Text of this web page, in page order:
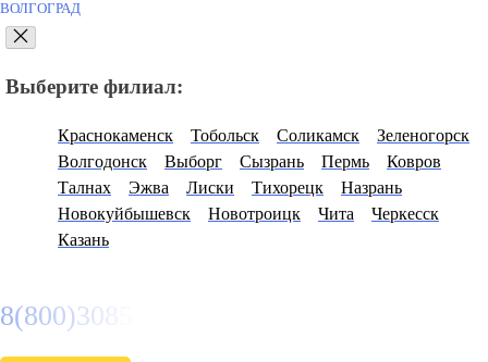
ВОЛГОГРАД
Выберите филиал:
Краснокаменск Тобольск Соликамск
Зеленогорск
Волгодонск
Выборг Сызрань Пермь
Ковров
Талнах
Эжва Лиски Тихорецк
Назрань
Новокуйбышевск
Новотроицк Чита
Черкесск
Казань
8(800)3085303